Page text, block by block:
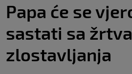
Papa će se
sastati sa
zlostavljanja